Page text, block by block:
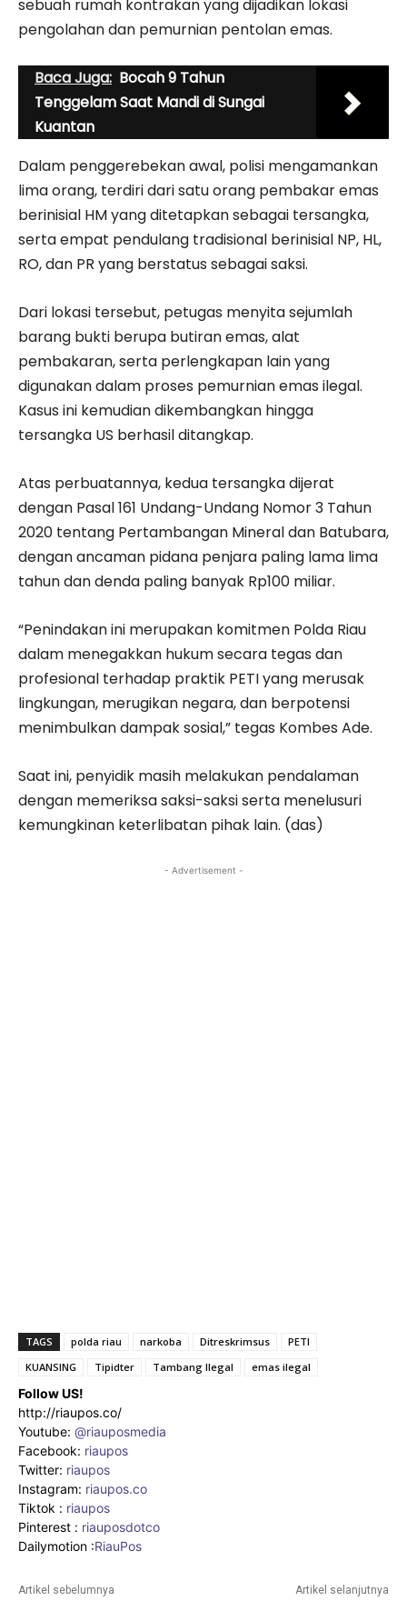
sebuah rumah kontrakan yang dijadikan lokasi
pengolahan dan pemurnian pentolan emas.
Baca Juga: Bocah 9 Tahun
Tenggelam Saat Mandi di Sungai
Kuantan
Dalam penggerebekan awal, polisi mengamankan
lima orang, terdiri dari satu orang pembakar emas
berinisial HM yang ditetapkan sebagai tersangka,
serta empat pendulang tradisional berinisial NP, HL,
RO, dan PR yang berstatus sebagai saksi.
Dari lokasi tersebut, petugas menyita sejumlah
barang bukti berupa butiran emas, alat
pembakaran, serta perlengkapan lain yang
digunakan dalam proses pemurnian emas ilegal.
Kasus ini kemudian dikembangkan hingga
tersangka US berhasil ditangkap.
Atas perbuatannya, kedua tersangka dijerat
dengan Pasal 161 Undang-Undang Nomor 3 Tahun
2020 tentang Pertambangan Mineral dan Batubara,
dengan ancaman pidana penjara paling lama lima
tahun dan denda paling banyak Rp100 miliar.
“Penindakan ini merupakan komitmen Polda Riau
dalam menegakkan hukum secara tegas dan
profesional terhadap praktik PETI yang merusak
lingkungan, merugikan negara, dan berpotensi
menimbulkan dampak sosial,” tegas Kombes Ade.
Saat ini, penyidik masih melakukan pendalaman
dengan memeriksa saksi-saksi serta menelusuri
kemungkinan keterlibatan pihak lain. (das)
- Advertisement -
TAGS polda riau narkoba Ditreskrimsus
PETI
KUANSING
Tipidter Tambang Ilegal emas ilegal
Follow US!
http://riaupos.co/
Youtube: @riauposmedia
Facebook: riaupos
Twitter: riaupos
Instagram: riaupos.co
Tiktok : riaupos
Pinterest : riauposdotco
Dailymotion :RiauPos
Artikel sebelumnya Artikel selanjutnya